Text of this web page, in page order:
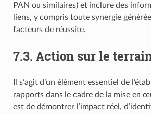
PAN ou similaires) et inclure des
liens, y compris toute synergie
facteurs de réussite.
7.3. Action sur le
Il s’agit d’un élément essentiel de
rapports dans le cadre de la mise en
est de démontrer l’impact réel,